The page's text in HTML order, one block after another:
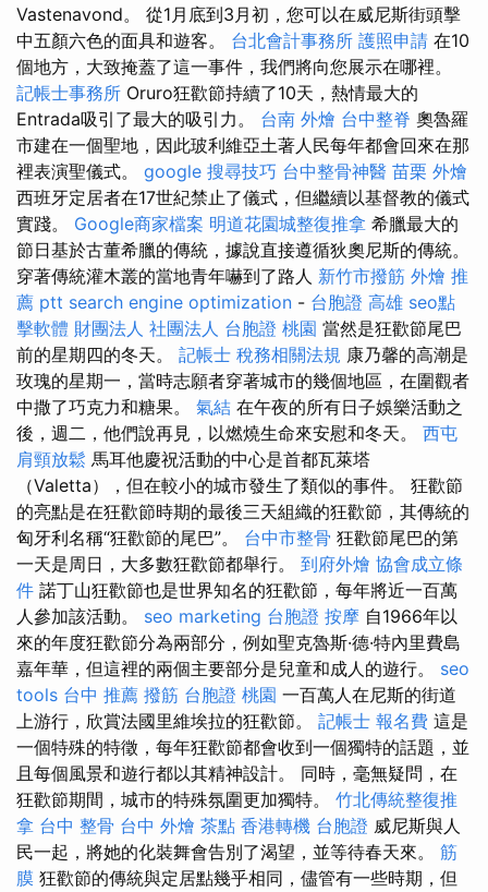
Vastenavond。 從1月底到3月初，您可以在威尼斯街頭擊
中五顏六色的面具和遊客。 台北會計事務所 護照申請 在10
個地方，大致掩蓋了這一事件，我們將向您展示在哪裡。
記帳士事務所 Oruro狂歡節持續了10天，熱情最大的
Entrada吸引了最大的吸引力。 台南 外燴 台中整脊 奧魯羅
市建在一個聖地，因此玻利維亞土著人民每年都會回來在那
裡表演聖儀式。 google 搜尋技巧 台中整骨神醫 苗栗 外燴
西班牙定居者在17世紀禁止了儀式，但繼續以基督教的儀式
實踐。 Google商家檔案 明道花園城整復推拿 希臘最大的
節日基於古董希臘的傳統，據說直接遵循狄奧尼斯的傳統。
穿著傳統灌木叢的當地青年嚇到了路人 新竹市撥筋 外燴 推
薦 ptt search engine optimization - 台胞證 高雄 seo點
擊軟體 財團法人 社團法人 台胞證 桃園 當然是狂歡節尾巴
前的星期四的冬天。 記帳士 稅務相關法規 康乃馨的高潮是
玫瑰的星期一，當時志願者穿著城市的幾個地區，在圍觀者
中撒了巧克力和糖果。 氣結 在午夜的所有日子娛樂活動之
後，週二，他們說再見，以燃燒生命來安慰和冬天。 西屯
肩頸放鬆 馬耳他慶祝活動的中心是首都瓦萊塔
（Valetta），但在較小的城市發生了類似的事件。 狂歡節
的亮點是在狂歡節時期的最後三天組織的狂歡節，其傳統的
匈牙利名稱“狂歡節的尾巴”。 台中市整骨 狂歡節尾巴的第
一天是周日，大多數狂歡節都舉行。 到府外燴 協會成立條
件 諾丁山狂歡節也是世界知名的狂歡節，每年將近一百萬
人參加該活動。 seo marketing 台胞證 按摩 自1966年以
來的年度狂歡節分為兩部分，例如聖克魯斯·德·特內里費島
嘉年華，但這裡的兩個主要部分是兒童和成人的遊行。 seo
tools 台中 推薦 撥筋 台胞證 桃園 一百萬人在尼斯的街道
上游行，欣賞法國里維埃拉的狂歡節。 記帳士 報名費 這是
一個特殊的特徵，每年狂歡節都會收到一個獨特的話題，並
且每個風景和遊行都以其精神設計。 同時，毫無疑問，在
狂歡節期間，城市的特殊氛圍更加獨特。 竹北傳統整復推
拿 台中 整骨 台中 外燴 茶點 香港轉機 台胞證 威尼斯與人
民一起，將她的化裝舞會告別了渴望，並等待春天來。 筋
膜 狂歡節的傳統與定居點幾乎相同，儘管有一些時期，但